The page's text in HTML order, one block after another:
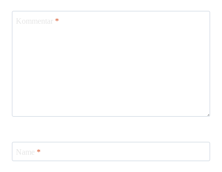
Kommentar *
Name *